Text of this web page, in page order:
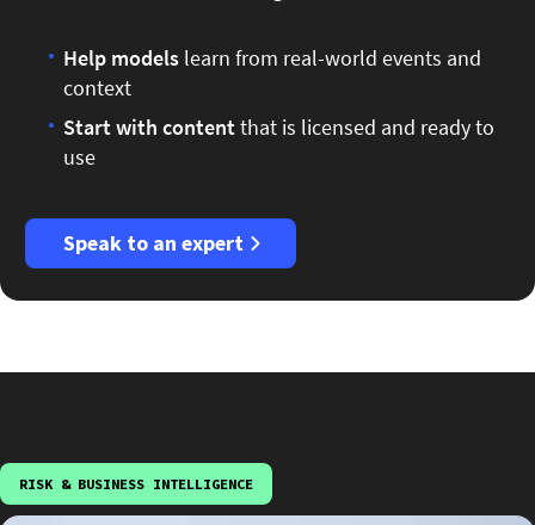
Help models learn from real-world events and
context
Startwith contentthat is licensed and ready to
use
Speak to an expert
RISK & BUSINESS INTELLIGENCE